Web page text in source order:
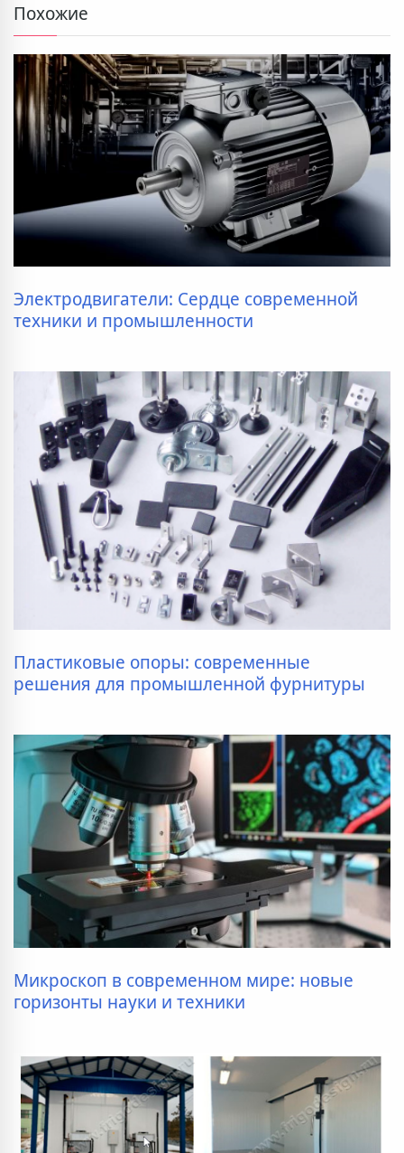
Похожие
Электродвигатели: Сердце современной
техники и промышленности
Пластиковые опоры: современные
решения для промышленной фурнитуры
Микроскоп в современном мире: новые
горизонты науки и техники